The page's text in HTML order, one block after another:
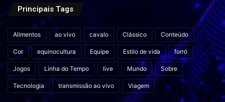
Principais Tags
Alimentos ao vivo cavalo Clássico Conteúdo
Cor equinocultura Equipe Estilo de vida forró
Jogos Linha do Tempo live Mundo Sobre
Tecnologia transmissão ao vivo Viagem